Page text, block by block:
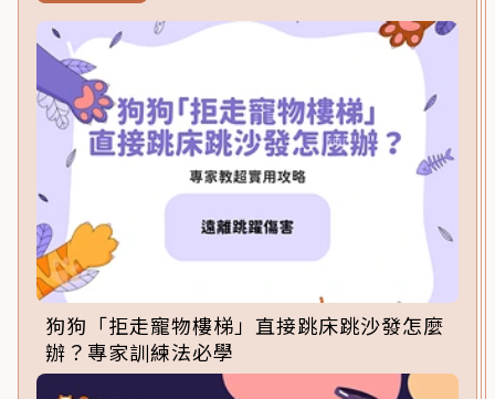
狗狗「拒走寵物樓梯」直接跳床跳沙發怎麼
辦？專家訓練法必學